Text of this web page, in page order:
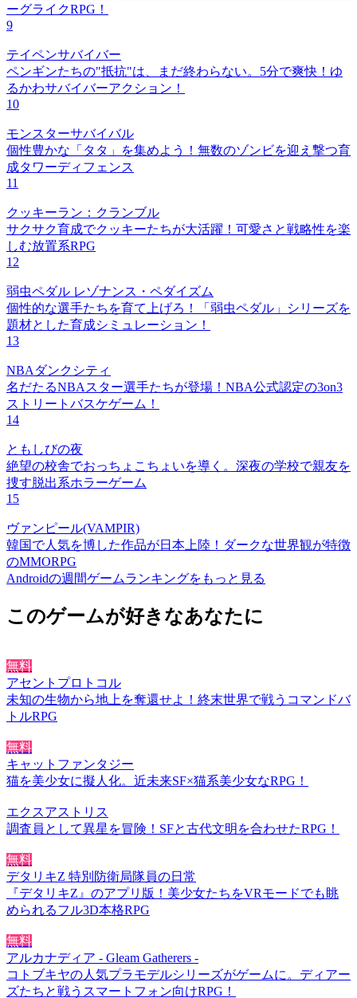
ーグライクRPG！
9
テイペンサバイバー
ペンギンたちの"抵抗"は、まだ終わらない。5分で爽快！ゆ
るかわサバイバーアクション！
10
モンスターサバイバル
個性豊かな「タタ」を集めよう！無数のゾンビを迎え撃つ育
成タワーディフェンス
11
クッキーラン：クランブル
サクサク育成でクッキーたちが大活躍！可愛さと戦略性を楽
しむ放置系RPG
12
弱虫ペダル レゾナンス・ペダイズム
個性的な選手たちを育て上げろ！「弱虫ペダル」シリーズを
題材とした育成シミュレーション！
13
NBAダンクシティ
名だたるNBAスター選手たちが登場！NBA公式認定の3on3
ストリートバスケゲーム！
14
ともしびの夜
絶望の校舎でおっちょこちょいを導く。深夜の学校で親友を
捜す脱出系ホラーゲーム
15
ヴァンピール(VAMPIR)
韓国で人気を博した作品が日本上陸！ダークな世界観が特徴
のMMORPG
Androidの週間ゲームランキングをもっと見る
このゲームが好きなあなたに
無料
アセントプロトコル
未知の生物から地上を奪還せよ！終末世界で戦うコマンドバ
トルRPG
無料
キャットファンタジー
猫を美少女に擬人化。近未来SF×猫系美少女なRPG！
エクスアストリス
調査員として異星を冒険！SFと古代文明を合わせたRPG！
無料
デタリキZ 特別防衛局隊員の日常
『デタリキZ』のアプリ版！美少女たちをVRモードでも眺
められるフル3D本格RPG
無料
アルカナディア - Gleam Gatherers -
コトブキヤの人気プラモデルシリーズがゲームに。ディアー
ズたちと戦うスマートフォン向けRPG！